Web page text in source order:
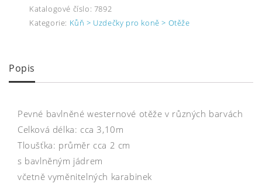
Katalogové číslo: 7892
Kategorie: Kůň > Uzdečky pro koně > Otěže
Popis
Pevné bavlněné westernové otěže v různých barvách
Celková délka: cca 3,10m
Tloušťka: průměr cca 2 cm
s bavlněným jádrem
včetně vyměnitelných karabinek